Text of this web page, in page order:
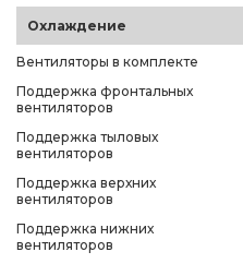
Охлаждение
Вентиляторы в комплекте
Поддержка фронтальных
вентиляторов
Поддержка тыловых
вентиляторов
Поддержка верхних
вентиляторов
Поддержка нижних
вентиляторов